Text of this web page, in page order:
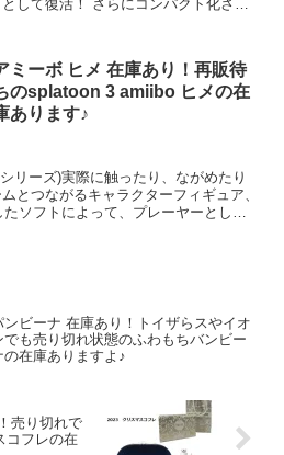
して復活！ さらにコンパクト化され
上のボリュームを心ゆくまでお楽しみ
ミーボ ヒメ 在庫あり！再販待
のsplatoon 3 amiibo ヒメの在
あります♪
リーズ)実際に触ったり、ながめたり
とつながるキャラクターフィギュア、
たソフトによって、プレーヤーとして
ンビーナ 在庫あり！トイザらスやイオ
でも売り切れ状態のふわもちバンビー
の在庫ありますよ♪
売り切れで
コフレの在